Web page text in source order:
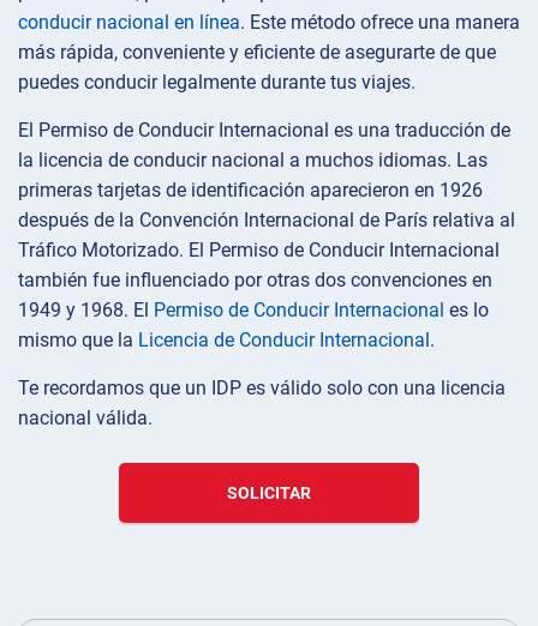
conducir nacional en línea. Este método ofrece una manera
más rápida, conveniente y eficiente de asegurarte de que
puedes conducir legalmente durante tus viajes.
El Permiso de Conducir Internacional es una traducción de
la licencia de conducir nacional a muchos idiomas. Las
primeras tarjetas de identificación aparecieron en 1926
después de la Convención Internacional de París relativa al
Tráfico Motorizado. El Permiso de Conducir Internacional
también fue influenciado por otras dos convenciones en
1949 y 1968. El Permiso de Conducir Internacional es lo
mismo que la Licencia de Conducir Internacional .
Te recordamos que un IDP es válido solo con una licencia
nacional válida.
SOLICITAR